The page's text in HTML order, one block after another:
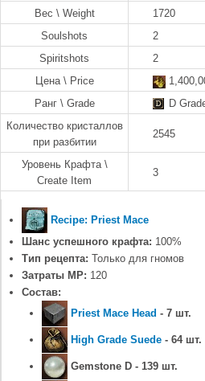
Вес \ Weight
1720
Soulshots
2
Spiritshots
2
Цена \ Price
Ранг \ Grade
D
Количество кристаллов
при разбитии
2545
Уровень Крафта \
Create Item
3
Recipe: Priest Mace
Шанс успешного крафта: 100%
Тип рецепта: Только для гномов
Затраты MP: 120
Состав:
Priest Mace Head - 7 шт.
High Grade Suede - 64 шт.
Gemstone D - 139 шт.